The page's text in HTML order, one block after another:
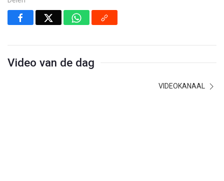
Video van de dag
VIDEOKANAAL